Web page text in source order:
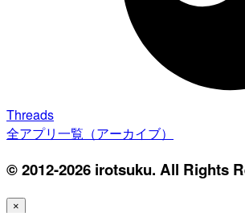
Threads
全アプリ一覧（アーカイブ）
© 2012-2026 irotsuku. All Rights
×